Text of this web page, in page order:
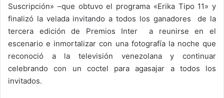
Suscripción» –que obtuvo el programa «Erika Tipo 11» y
finalizó la velada invitando a todos los ganadores de la
tercera edición de Premios Inter a reunirse en el
escenario e inmortalizar con una fotografía la noche que
reconoció a la televisión venezolana y continuar
celebrando con un coctel para agasajar a todos los
invitados.